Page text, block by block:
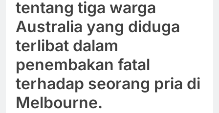
tentang tiga warga
Australia yang diduga
terlibat dalam
penembakan fatal
terhadap seorang pria di
Melbourne.